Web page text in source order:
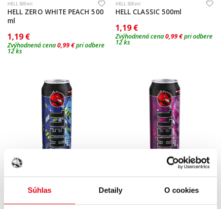
Súhlas Detaily O cookies
HELL 500ml
HELL ZERO WHITE PEACH 500
ml
1,19 €
Zvýhodnená cena0,99 €pri odbere
12 ks
HELL 500ml
HELL CLASSIC 500ml
1,19 €
Zvýhodnená cena0,99 €pri odbere
12 ks
HELL 500ml
HELL GOJI BERRY 500ml
1,19 €
HELL 500ml
HELL BLACK CHERRY 500ml
1,19 €